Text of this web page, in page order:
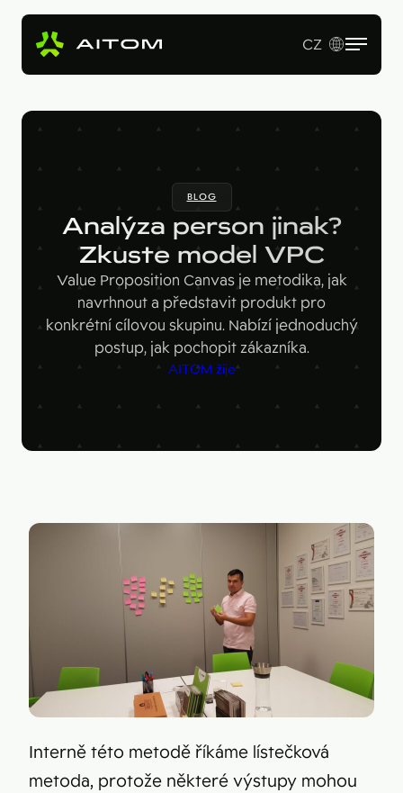
Vstupní studie
Tvorba webu a online aplikací
B2B marketing
AI Copy & SEO Booster
Soutěžní portál
Kariérní web
Pro koho
B2B firmy
Velké značky
Startupy
Technologie
Hotjar
Ahrefs
Google Looker Studio
Merk
SimilarWeb
Pipedrive
Naše práce
O nás
Blog
EN
CZ
BLOG
Analýza person jinak?
Zkuste model VPC
Value Proposition Canvas je metodika, jak
navrhnout a představit produkt pro
konkrétní cílovou skupinu. Nabízí jednoduchý
postup, jak pochopit zákazníka.
AITOM žije
Interně této metodě říkáme lístečková
metoda, protože některé výstupy mohou